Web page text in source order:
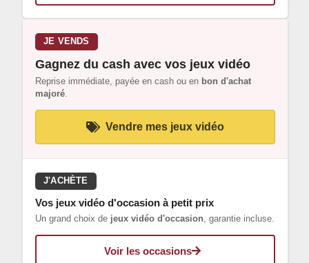
JE VENDS
Gagnez du cash avec vos jeux vidéo
Reprise immédiate, payée en cash ou en bon d'achat
majoré
Vendre mes jeux vidéo
J'ACHÈTE
Vos jeux vidéo d'occasion à petit prix
Un grand choix de jeux vidéo d'occasion , garantie incluse.
Voir les occasions